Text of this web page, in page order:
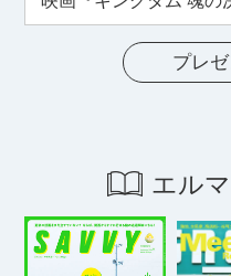
プレ
エル